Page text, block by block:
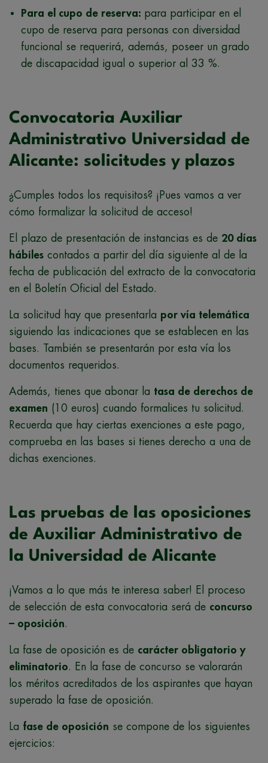
Para el cupo de reserva: para participar en el
cupo de reserva para personas con diversidad
funcional se requerirá, además, poseer un grado
de discapacidad igual o superior al 33 %.
Convocatoria Auxiliar
Administrativo Universidad de
Alicante: solicitudes y plazos
¿Cumples todos los requisitos? ¡Pues vamos a ver
cómo formalizar la solicitud de acceso!
El plazo de presentación de instancias es de 20 días
hábiles contados a partir del día siguiente al de la
fecha de publicación del extracto de la convocatoria
en el Boletín Oficial del Estado.
La solicitud hay que presentarla por vía telemática
siguiendo las indicaciones que se establecen en las
bases. También se presentarán por esta vía los
documentos requeridos.
Además, tienes que abonar la tasa de derechos de
examen (10 euros) cuando formalices tu solicitud.
Recuerda que hay ciertas exenciones a este pago,
comprueba en las bases si tienes derecho a una de
dichas exenciones.
Las pruebas de las oposiciones
de Auxiliar Administrativo de
la Universidad de Alicante
¡Vamos a lo que más te interesa saber! El proceso
de selección de esta convocatoria será de concurso
– oposición.
La fase de oposición es de carácter obligatorio y
eliminatorio. En la fase de concurso se valorarán
los méritos acreditados de los aspirantes que hayan
superado la fase de oposición.
La fase de oposición se compone de los siguientes
ejercicios: